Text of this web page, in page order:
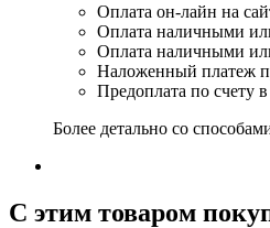
Оплата он-лайн на
Оплата наличными
Оплата наличными
Наложенный платеж
Предоплата по счету
Более детально со
C этим товаром